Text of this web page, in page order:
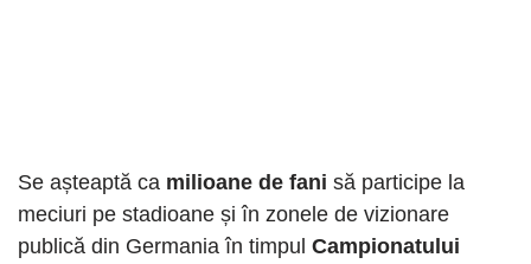
Se așteaptă ca milioane de fani să participe la
meciuri pe stadioane și în zonele de vizionare
publică din Germania în timpul Campionatului